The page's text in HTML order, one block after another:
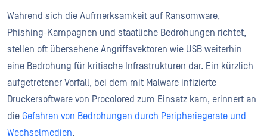
Während sich die Aufmerksamkeit auf Ransomware,
Phishing-Kampagnen und staatliche Bedrohungen richtet,
stellen oft übersehene Angriffsvektoren wie USB weiterhin
eine Bedrohung für kritische Infrastrukturen dar. Ein kürzlich
aufgetretener Vorfall, bei dem mit Malware infizierte
Druckersoftware von Procolored zum Einsatz kam, erinnert an
die Gefahren von Bedrohungen durch Peripheriegeräte und
Wechselmedien.